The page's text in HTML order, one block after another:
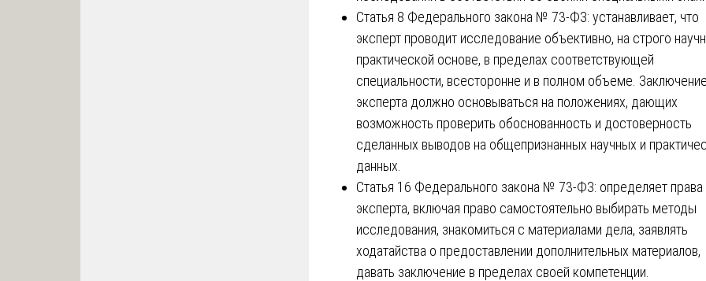
Статья 8 Федерального закона № 73-ФЗ: устанавливает, что
эксперт проводит исследование объективно, на строго
практической основе, в пределах соответствующей
специальности, всесторонне и в полном объеме. Заключение
эксперта должно основываться на положениях, дающих
возможность проверить обоснованность и достоверность
сделанных выводов на общепризнанных научных и
данных.
Статья 16 Федерального закона № 73-ФЗ: определяет права
эксперта, включая право самостоятельно выбирать методы
исследования, знакомиться с материалами дела, заявлять
ходатайства о предоставлении дополнительных материалов,
давать заключение в пределах своей компетенции.